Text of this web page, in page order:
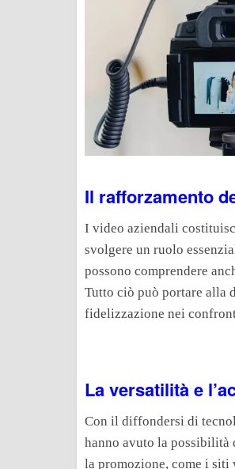
Il rafforzamento
I video aziendali
svolgere un ruolo
possono comprendere
Tutto ciò può portare alla
fidelizzazione nei
La versatilità e
Con il diffondersi di
hanno avuto la possibilità
la promozione, come i siti